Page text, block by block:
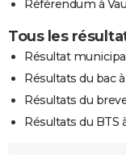
Référendum à
Tous les
Résultat
Résultats du bac
Résultats du
Résultats du BTS